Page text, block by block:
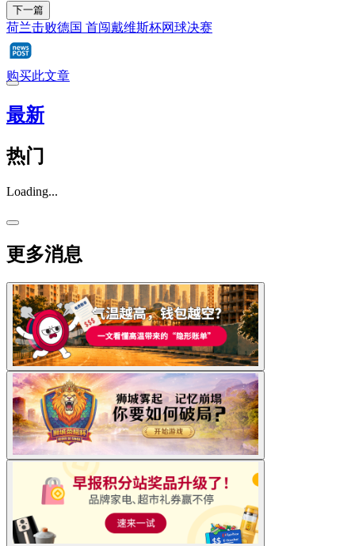
下一篇
荷兰击败德国 首闯戴维斯杯网球决赛
购买此文章
最新
热门
Loading...
更多消息